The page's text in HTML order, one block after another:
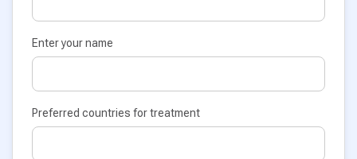
Enter your name
Preferred countries for treatment